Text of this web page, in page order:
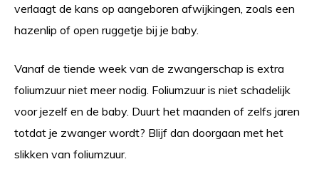
verlaagt de kans op aangeboren afwijkingen, zoals een
hazenlip of open ruggetje bij je baby.
Vanaf de tiende week van de zwangerschap is extra
foliumzuur niet meer nodig. Foliumzuur is niet schadelijk
voor jezelf en de baby. Duurt het maanden of zelfs jaren
totdat je zwanger wordt? Blijf dan doorgaan met het
slikken van foliumzuur.